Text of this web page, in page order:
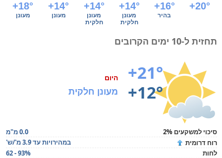
+20°
+16°
+14°
+14°
+14°
+18°
בהיר
מעונן
חלקית
מעונן
חלקית
מעונן מעונן
תחזית ל-10 ימים הקרובים
+21°
+12°
היום
מעונן חלקית
סיכוי למשקעים 2%
0.0 מ"מ
רוח דרומית
במהירויות עד 3.9 מ'/ש'
לחות
62 - 93%